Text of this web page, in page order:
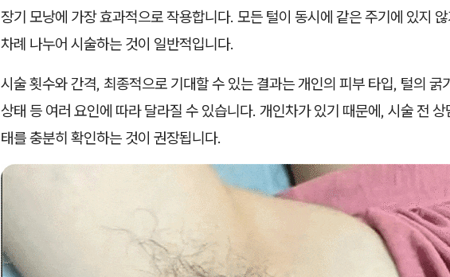
장기 모낭에 가장 효과적으로 작용합니다. 모든 털이 동시에 같은 주기에 있지
차례 나누어 시술하는 것이 일반적입니다.
시술 횟수와 간격, 최종적으로 기대할 수 있는 결과는 개인의 피부 타입, 털의 굵
상태 등 여러 요인에 따라 달라질 수 있습니다. 개인차가 있기 때문에, 시술 전
태를 충분히 확인하는 것이 권장됩니다.